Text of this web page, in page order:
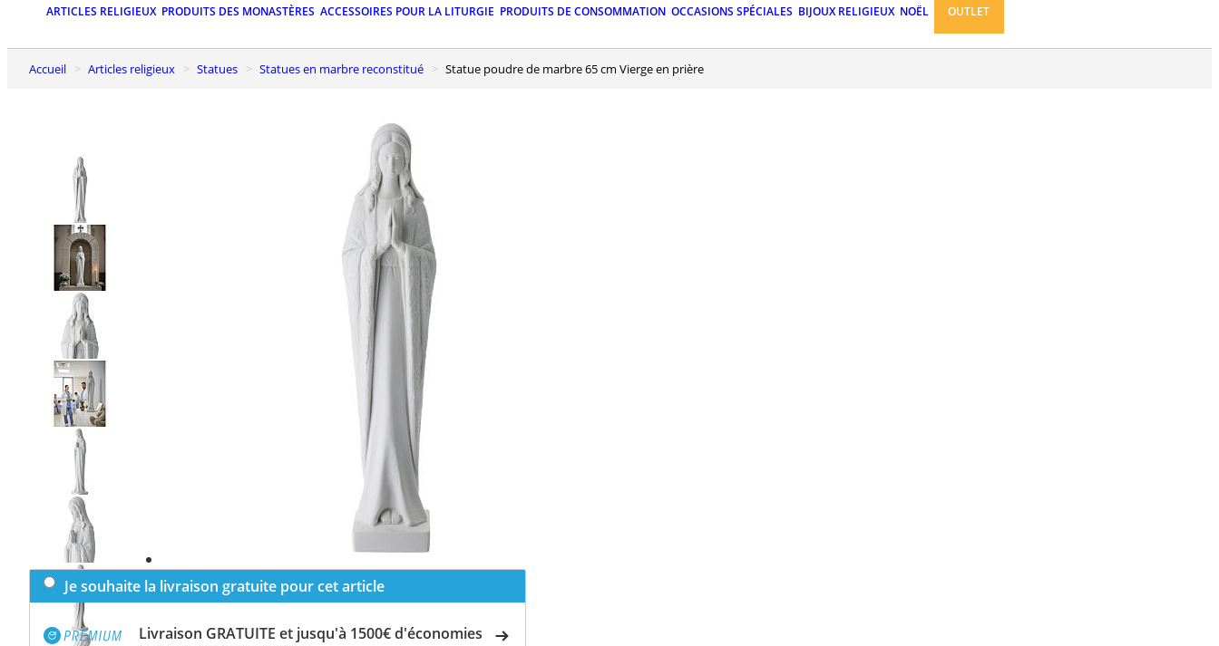
ARTICLES RELIGIEUX PRODUITS DES MONASTÈRES ACCESSOIRES POUR LA LITURGIE PRODUITS DE CONSOMMATION OCCASIONS SPÉCIALES BIJOUX RELIGIEUX NOËL OUTLET
Accueil Articles religieux Statues Statues en marbre reconstitué Statue poudre de marbre 65 cm Vierge en prière
Previous
slide
Next
slide
Je souhaite la livraison gratuite pour cet article
Livraison GRATUITE et jusqu'à 1500€ d'économies